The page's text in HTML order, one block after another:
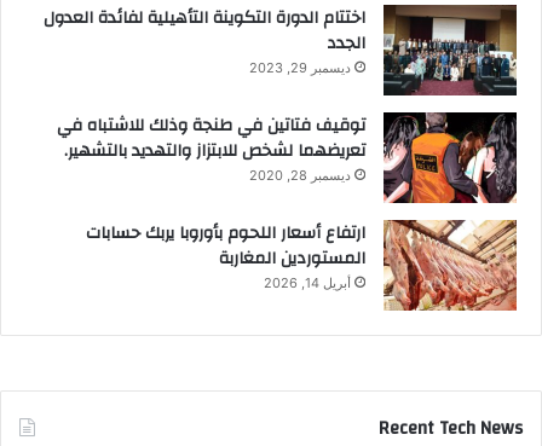
اختتام الدورة التكوينة التأهيلية لفائدة العدول
الجدد
ديسمبر 29, 2023
توقيف فتاتين في طنجة وذلك للاشتباه في
تعريضهما لشخص للابتزاز والتهديد بالتشهير.
ديسمبر 28, 2020
ارتفاع أسعار اللحوم بأوروبا يربك حسابات
المستوردين المغاربة
أبريل 14, 2026
Recent Tech News